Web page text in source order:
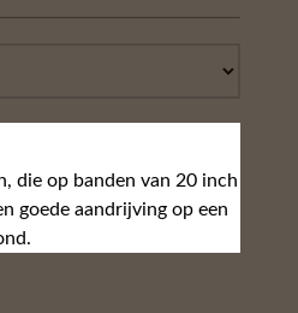
die op banden van 20 inch
goede aandrijving op een